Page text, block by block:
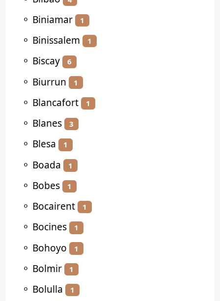
⚬ Biniamar 1
⚬ Binissalem 1
⚬ Biscay 6
⚬ Biurrun 1
⚬ Blancafort 1
⚬ Blanes 3
⚬ Blesa 1
⚬ Boada 1
⚬ Bobes 1
⚬ Bocairent 1
⚬ Bocines 1
⚬ Bohoyo 1
⚬ Bolmir 1
⚬ Bolulla 1